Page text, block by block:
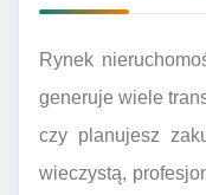
Rynek
generuje wiele
czy planujesz
wieczystą,